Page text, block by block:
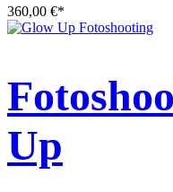
360,00 €*
Up